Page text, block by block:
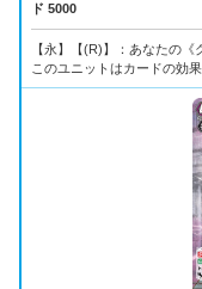
ド 5000
【永】【(R)】：あなたの
このユニットはカードの効